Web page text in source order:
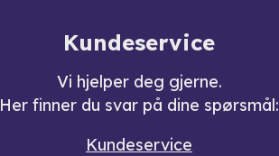
Kundeservice
Vi hjelper deg gjerne.
Her finner du svar på dine spørsmål:
Kundeservice